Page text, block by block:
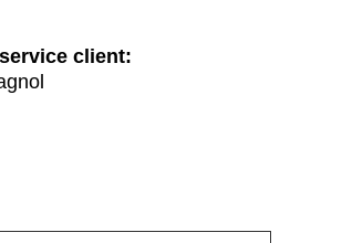
client: